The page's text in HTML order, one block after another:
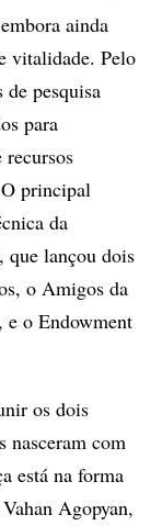
ainda
vitalidade. Pelo
pesquisa
para
O principal
da
que lançou dois
o Amigos da
o Endowment
os dois
nasceram com
está na forma
Agopyan,